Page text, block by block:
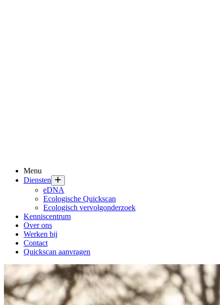
Menu
Diensten
eDNA
Ecologische Quickscan
Ecologisch vervolgonderzoek
Kenniscentrum
Over ons
Werken bij
Contact
Quickscan aanvragen